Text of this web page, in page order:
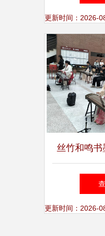
一
更新时间：2026-
丝竹和鸣
华章——我
节
更新时间：2026-